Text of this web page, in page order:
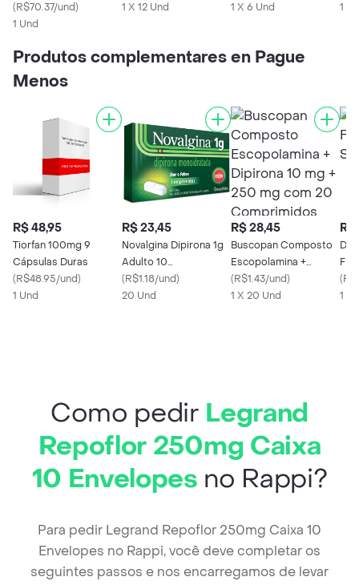
(R$70.37/und)
1 Und
1 X 12 Und
1 X 6 Und
1 X
Produtos complementares en Pague
Menos
R$ 48,95
Tiorfan 100mg 9
Cápsulas Duras
(R$48.95/und)
1 Und
R$ 23,45
Novalgina Dipirona 1g
Adulto 10
Comprimidos
(R$1.18/und)
20 Und
R$ 28,45
Buscopan Composto
Escopolamina +
Dipirona 10 mg + 250
mg com 20
(R$1.43/und)
1 X 20 Und
R$
(
1 X
Como pedir Legrand
Repoflor 250mg Caixa
10 Envelopes no Rappi?
Para pedir Legrand Repoflor 250mg Caixa 10
Envelopes no Rappi, você deve completar os
seguintes passos e nos encarregamos de levar